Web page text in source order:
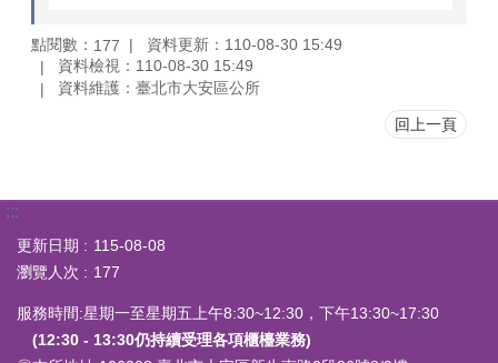
點閱數： 177
資料更新：110-08-30 15:49
資料檢視：110-08-30 15:49
資料維護：臺北市大安區公所
回上一頁
:::
更新日期
115-08-08
瀏覽人次
177
服務時間:星期一至星期五上午8:30~12:30，下午13:30~17:30
(12:30 - 13:30仍持續受理各項櫃檯業務)